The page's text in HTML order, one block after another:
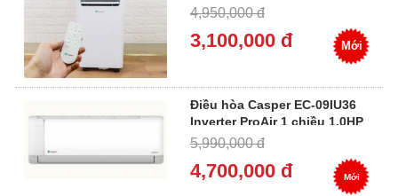
mini 1.0HP
4,950,000 đ
3,100,000 đ Mới
Điều hòa Casper EC-09IU36
Inverter ProAir 1 chiều 1.0HP
5,990,000 đ
4,700,000 đ Mới